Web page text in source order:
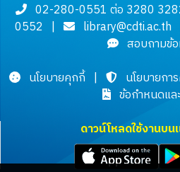
02-280-0551 ต่อ 3280
0552 | library@cdti.ac.th
สอบถามข้
นโยบายคุกกี้ | นโยบายก
ข้อกำหนดแล
ดาวน์โหลดใช้งานบ